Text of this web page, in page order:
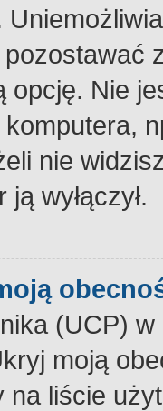
opcję. Nie
nie
wyłączył.
(UCP) w
moją
na liście